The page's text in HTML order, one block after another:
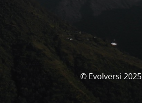
© Evolversi 2025